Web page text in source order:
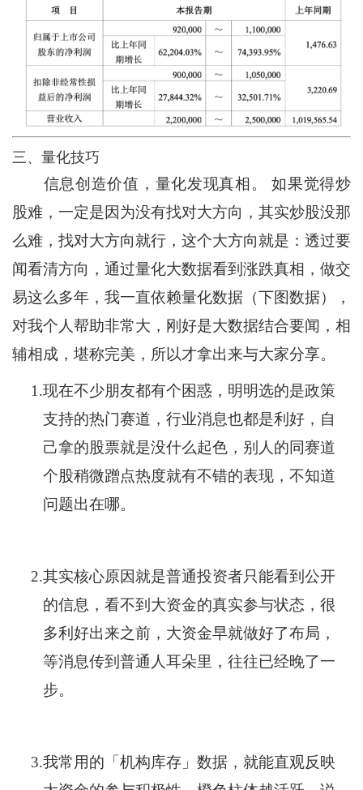
三、量化技巧
信息创造价值，量化发现真相。 如果觉得炒
股难，一定是因为没有找对大方向，其实炒股没那
么难，找对大方向就行，这个大方向就是：透过要
闻看清方向，通过量化大数据看到涨跌真相，做交
易这么多年，我一直依赖量化数据（下图数据），
对我个人帮助非常大，刚好是大数据结合要闻，相
辅相成，堪称完美，所以才拿出来与大家分享。
1.现在不少朋友都有个困惑，明明选的是政策
支持的热门赛道，行业消息也都是利好，自
己拿的股票就是没什么起色，别人的同赛道
个股稍微蹭点热度就有不错的表现，不知道
问题出在哪。
2.其实核心原因就是普通投资者只能看到公开
的信息，看不到大资金的真实参与状态，很
多利好出来之前，大资金早就做好了布局，
等消息传到普通人耳朵里，往往已经晚了一
步。
3.我常用的「机构库存」数据，就能直观反映